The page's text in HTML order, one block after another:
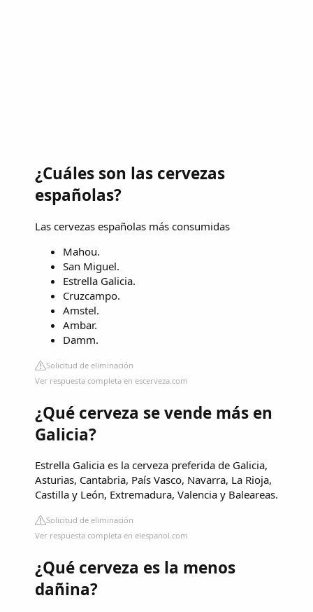
¿Cuáles son las cervezas
españolas?
Las cervezas españolas más consumidas
Mahou.
San Miguel.
Estrella Galicia.
Cruzcampo.
Amstel.
Ambar.
Damm.
Solicitud de eliminación
Ver respuesta completa en escerveza.com
¿Qué cerveza se vende más en
Galicia?
Estrella Galicia es la cerveza preferida de Galicia,
Asturias, Cantabria, País Vasco, Navarra, La Rioja,
Castilla y León, Extremadura, Valencia y Baleareas.
Solicitud de eliminación
Ver respuesta completa en elespanol.com
¿Qué cerveza es la menos
dañina?